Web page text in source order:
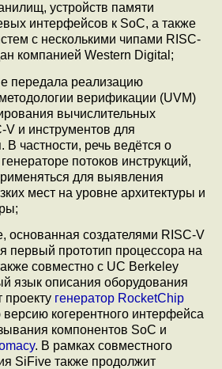
устройств памяти
интерфейсов к SoC, а также
с несколькими чипами RISC-
компанией Western Digital;
передала реализацию
верификации (UVM)
вычислительных
V и инструментов для
В частности, речь ведётся о
потоков инструкций,
для выявления
мест на уровне архитектуры и
основанная создателями RISC-V
первый прототип процессора на
совместно с UC Berkeley
язык описания оборудования
проекту генератор RocketChip
когерентного интерфейса
компонентов SoC и
. В рамках совместного
SiFive также продолжит